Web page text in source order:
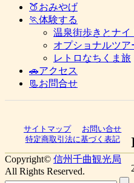
🍑おみやげ
🏃体験する
温泉街歩きとナイ
オプショナルツア
レトロなちくま旅
🚗アクセス
📃お問合せ
サイトマップ
お問い合せ
特定商取引法に基づく表記
Copyright© 信州千曲観光局
All Rights Reserved.